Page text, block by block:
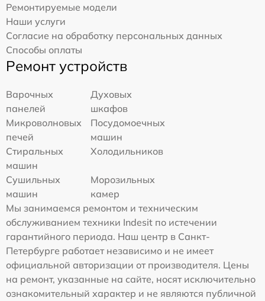
Ремонтируемые модели
Наши услуги
Согласие на обработку персональных данных
Способы оплаты
Ремонт устройств
Варочных
панелей
Духовых
шкафов
Микроволновых
печей
Посудомоечных
машин
Стиральных
машин
Холодильников
Сушильных
машин
Морозильных
камер
Мы занимаемся ремонтом и техническим
обслуживанием техники Indesit по истечении
гарантийного периода. Наш центр в Санкт-
Петербурге работает независимо и не имеет
официальной авторизации от производителя. Цены
на ремонт, указанные на сайте, носят исключительно
ознакомительный характер и не являются публичной